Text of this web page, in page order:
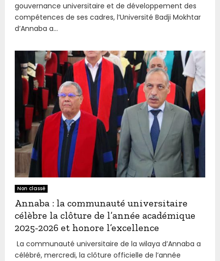
gouvernance universitaire et de développement des
compétences de ses cadres, l’Université Badji Mokhtar
d’Annaba a...
Non classé
Annaba : la communauté universitaire
célèbre la clôture de l’année académique
2025-2026 et honore l’excellence
La communauté universitaire de la wilaya d’Annaba a
célébré, mercredi, la clôture officielle de l’année